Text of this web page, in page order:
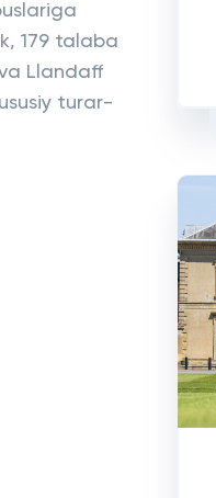
179 talaba
Llandaff
turar-